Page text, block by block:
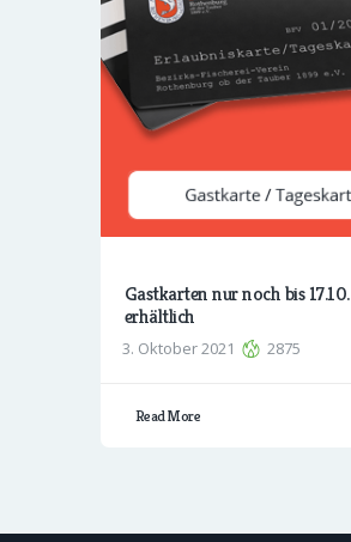
Gastkarten nur noch bis 17.10.
erhältlich
3. Oktober 2021 2875
Read More